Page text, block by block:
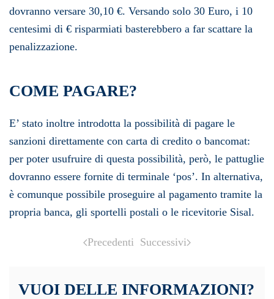
dovranno versare 30,10 €. Versando solo 30 Euro, i 10
centesimi di € risparmiati basterebbero a far scattare la
penalizzazione.
COME PAGARE?
E’ stato inoltre introdotta la possibilità di pagare le
sanzioni direttamente con carta di credito o bancomat:
per poter usufruire di questa possibilità, però, le pattuglie
dovranno essere fornite di terminale ‘pos’. In alternativa,
è comunque possibile proseguire al pagamento tramite la
propria banca, gli sportelli postali o le ricevitorie Sisal.
Precedenti Successivi
VUOI DELLE INFORMAZIONI?